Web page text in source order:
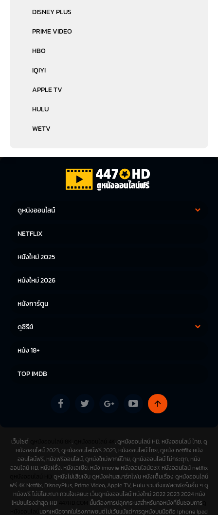
DISNEY PLUS
PRIME VIDEO
HBO
IQIYI
APPLE TV
HULU
WETV
ดูหนังออนไลน์
หนังญี่ปุ่น
NETFLIX
หนังใหม่ 2025
หนังใหม่ 2026
หนังการ์ตูน
ดูซีรีย์
หนัง 18+
TOP IMDB
เว็บไซต์ ,
, ดูหนังออนไลน์ HD, หนังออนไลน์ ไทย, ดู
หนังออนไลน์ 2023, ดูหนังออนไลน์ฟรี 2023, หนังออนไลน์ ไทย, ดูหนัง netflix หนัง
ออนไลน์ฟรี, หนังฟรีออนไลน์, ดูหนังใหม่พากย์ไทย, ดูหนังออนไลน์ ไม่กระตุก, หนัง
ออนไลน์ HD, หนังฝรั่ง, หนังเอเชีย, หนัง imovie, หนังออนไลน์037, หนังออนไลน์ netflix
ดูหนังไม่เสียเงิน ดูหนังผ่านสมาร์ทโฟน หนังเต็มเรื่อง ดูหนังออนไลน์
ฟรี 4K Netfilx, DisneyPlus, Prime Video, Apple TV, Hulu รวมถึงแฟลตฟอร์มอื่น ๆ ดู
หนังฟรี ไม่มีโฆษณา กวนใจเลยนะ เว็บดูหนังออนไลน์ หนังใหม่ 2022 2023 2024 หนัง
ใหม่ชนโรงล่าสุด HD
นั้นต้องการปลุกกระแสสำหรับคอหนังที่ชื่นชอบการ
นอกเหนือจากในโรงภาพยนต์ไม่เว้นแม้แต่การดูหนังบนมือถือ Iphone Ipad